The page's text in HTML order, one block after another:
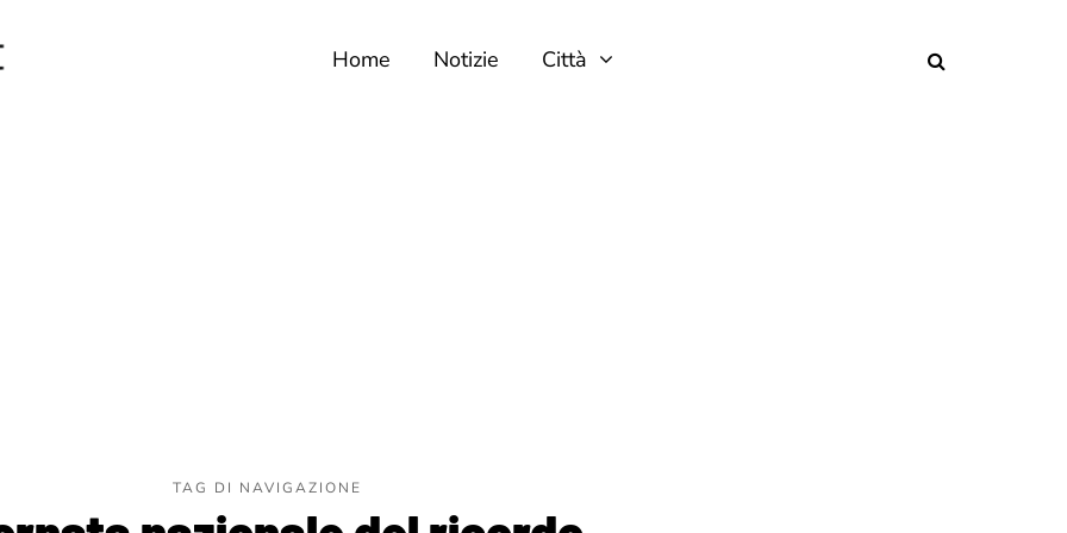
Home Notizie Città
TAG DI NAVIGAZIONE